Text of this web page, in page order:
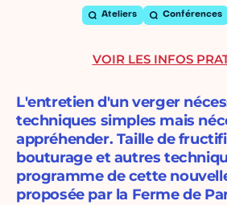
Ateliers Conférences
L'entretien d'un verger
techniques simples mais
appréhender. Taille de
bouturage et autres
programme de cette
proposée par la Ferme de
VOIR LES INFOS